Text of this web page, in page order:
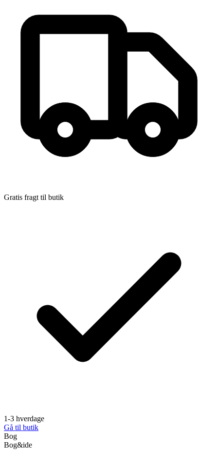
Gratis fragt til butik
1-3 hverdage
Gå til butik
Bog
Bog&ide